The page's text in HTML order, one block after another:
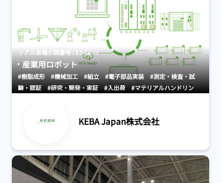
リアル会場小間番号 : E7-68
産業用ロボット
#樹脂成形 #機械加工 #組立 #電子部品実装
#測定・検査・試
験・認証
#研究・開発・実証 #入出荷
#マテリアルハンドリン
KEBA Japan株式会社